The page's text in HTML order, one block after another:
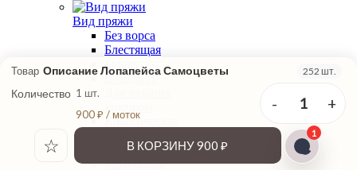
Вид пряжи
Без ворса
Блестящая
Букле
В подмот
Классическая
Меланжевая
Мохеровая
Товар Описание Лопапейса Самоцветы 252 шт.
Количество 1 шт.
900 ₽ / моток
- 1 +
☆ В КОРЗИНУ900 ₽
1